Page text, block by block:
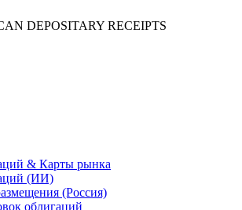
DEPOSITARY RECEIPTS